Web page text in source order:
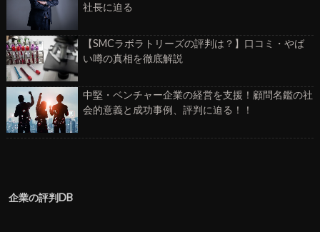
社長に迫る
【SMCラボラトリーズの評判は？】口コミ・やば
い噂の真相を徹底解説
中堅・ベンチャー企業の経営を支援！顧問名鑑の社
会的意義と成功事例、評判に迫る！！
企業の評判DB